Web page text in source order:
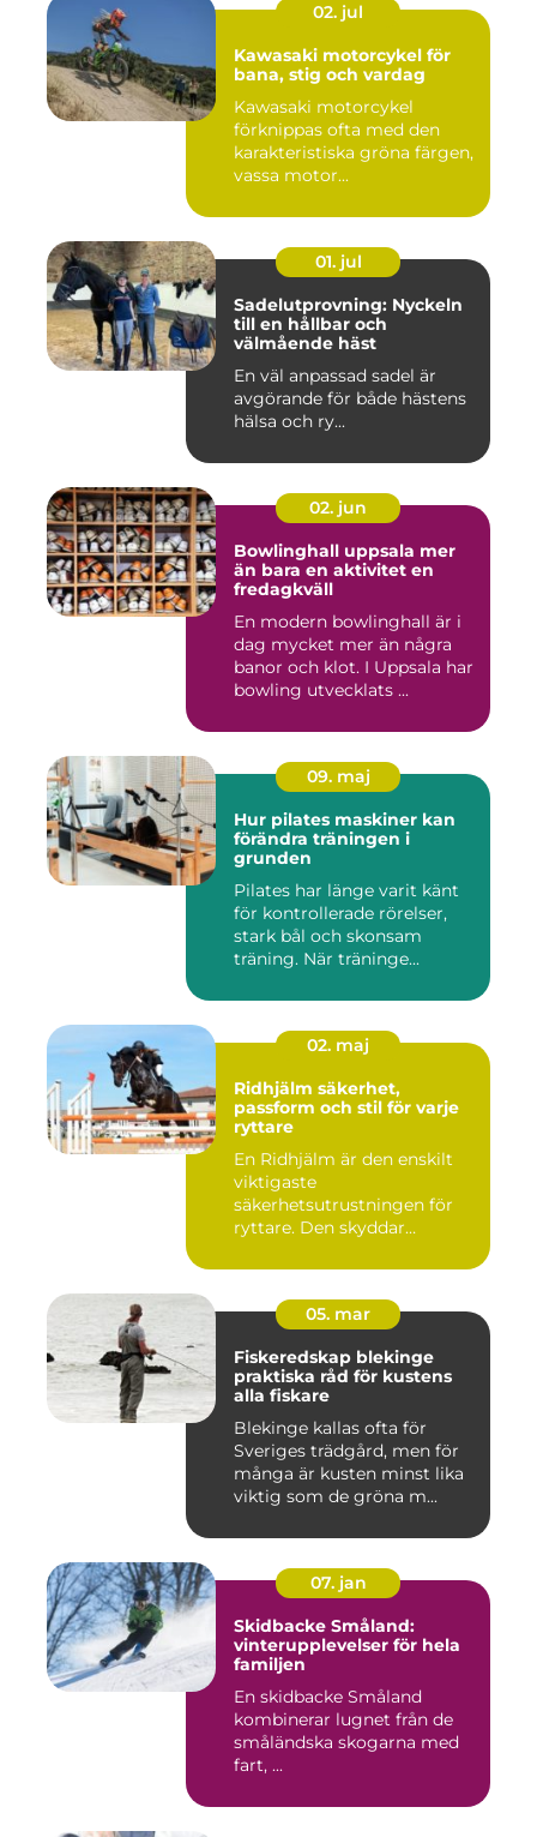
02. jul
Kawasaki motorcykel för
bana, stig och vardag
Kawasaki motorcykel
förknippas ofta med den
karakteristiska gröna färgen,
vassa motor...
01. jul
Sadelutprovning: Nyckeln
till en hållbar och
välmående häst
En väl anpassad sadel är
avgörande för både hästens
hälsa och ry...
02. jun
Bowlinghall uppsala mer
än bara en aktivitet en
fredagkväll
En modern bowlinghall är i
dag mycket mer än några
banor och klot. I Uppsala har
bowling utvecklats ...
09. maj
Hur pilates maskiner kan
förändra träningen i
grunden
Pilates har länge varit känt
för kontrollerade rörelser,
stark bål och skonsam
träning. När träninge...
02. maj
Ridhjälm säkerhet,
passform och stil för varje
ryttare
En Ridhjälm är den enskilt
viktigaste
säkerhetsutrustningen för
ryttare. Den skyddar
05. mar
Fiskeredskap blekinge
praktiska råd för kustens
alla fiskare
Blekinge kallas ofta för
Sveriges trädgård, men för
många är kusten minst lika
viktig som de gröna m...
07. jan
Skidbacke Småland:
vinterupplevelser för hela
familjen
En skidbacke Småland
kombinerar lugnet från de
småländska skogarna med
fart, ...